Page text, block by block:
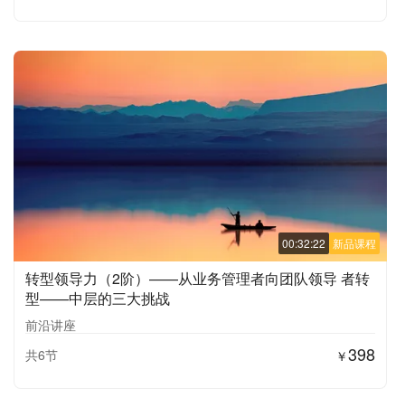
新品课程
00:32:22
转型领导力（2阶）——从业务管理者向团队领导 者转
型——中层的三大挑战
前沿讲座
共6节
￥398